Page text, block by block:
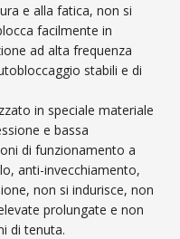
e alla fatica, non si
facilmente in
ad alta frequenza
stabili e di
in speciale materiale
e bassa
di funzionamento a
anti-invecchiamento,
non si indurisce, non
prolungate e non
di tenuta.